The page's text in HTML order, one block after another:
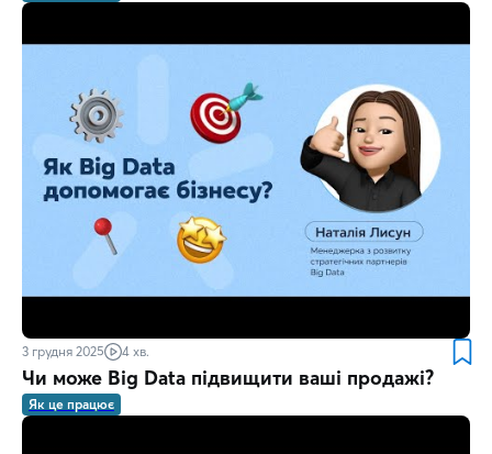
3 грудня 2025 4 хв.
Чи може Big Data підвищити ваші продажі?
Як це працює